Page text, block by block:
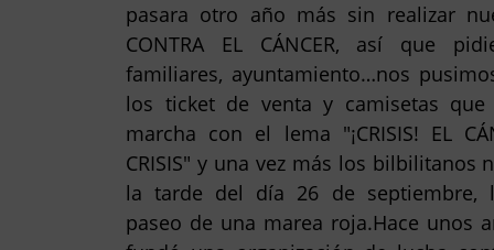
pasara otro año más sin realizar
CONTRA EL CÁNCER, así que
familiares, ayuntamiento…nos
los ticket de venta y camisetas
marcha con el lema "¡CRISIS! EL
CRISIS" y una vez más los bilbilitanos
la tarde del día 26 de septiembre,
paseo de una marea roja.Hace unos